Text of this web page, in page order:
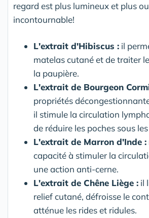
regard est plus lumineux et plus
incontournable!
L'extrait d'Hibiscus : il
matelas cutané et de traiter
la paupière.
L'extrait de Bourgeon
propriétés
il stimule la circulation
de réduire les poches sous
L'extrait de Marron d'Inde :
capacité à stimuler la
une action anti-cerne.
L'extrait de Chêne Liège : il
relief cutané, défroisse le
atténue les rides et ridules.